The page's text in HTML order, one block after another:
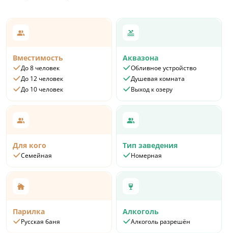
Вместимость
До 8 человек
До 12 человек
До 10 человек
Аквазона
Обливное устройство
Душевая комната
Выход к озеру
Для кого
Семейная
Тип заведения
Номерная
Парилка
Русская баня
Алкоголь
Алкоголь разрешён